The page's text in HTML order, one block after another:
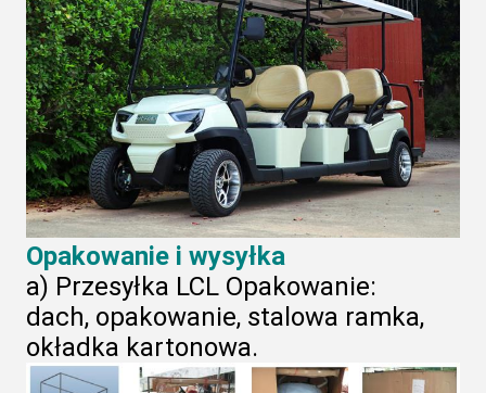
Opakowanie i wysyłka
a) Przesyłka LCL Opakowanie:
dach, opakowanie, stalowa ramka,
okładka kartonowa.